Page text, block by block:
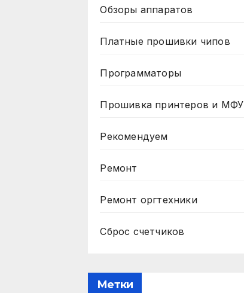
Обзоры аппаратов
Платные прошивки чипов
Программаторы
Прошивка принтеров и МФУ
Рекомендуем
Ремонт
Ремонт оргтехники
Сброс счетчиков
Метки